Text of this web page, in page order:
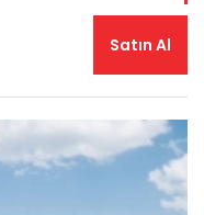
Satın Al